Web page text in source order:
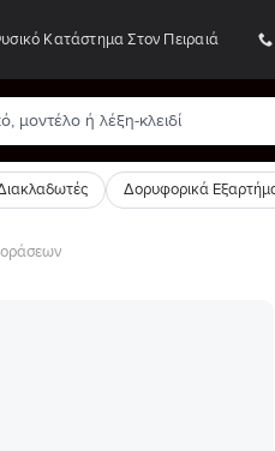
Κατάστημα Στον Πειραιά
Δορυφορικά